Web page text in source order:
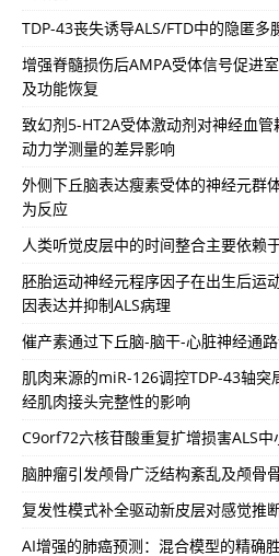
TDP-43丧失诱导ALS/FTD中的隐匿多
增强脊髓损伤后AMPA受体信号促进
及功能恢复
致幻剂5-HT2A受体激动剂对神经血
动力学测量的差异影响
外侧下丘脑表达瘦素受体的神经元群
为反应
人类听觉皮层中的时间整合主要依赖
胚胎运动神经元程序因子在出生后运
因表达并抑制ALS病理
催产素通过下丘脑-脑干-心脏神经通
肌肉来源的miR-126调控TDP-43轴突
经肌肉接头完整性的影响
C9orf72六核苷酸重复扩增损害ALS
脑肿瘤引发颅骨广泛结构紊乱及颅骨
复发性模式补全驱动新皮层对感觉推
AI增强的肺癌预测：混合模型的精确